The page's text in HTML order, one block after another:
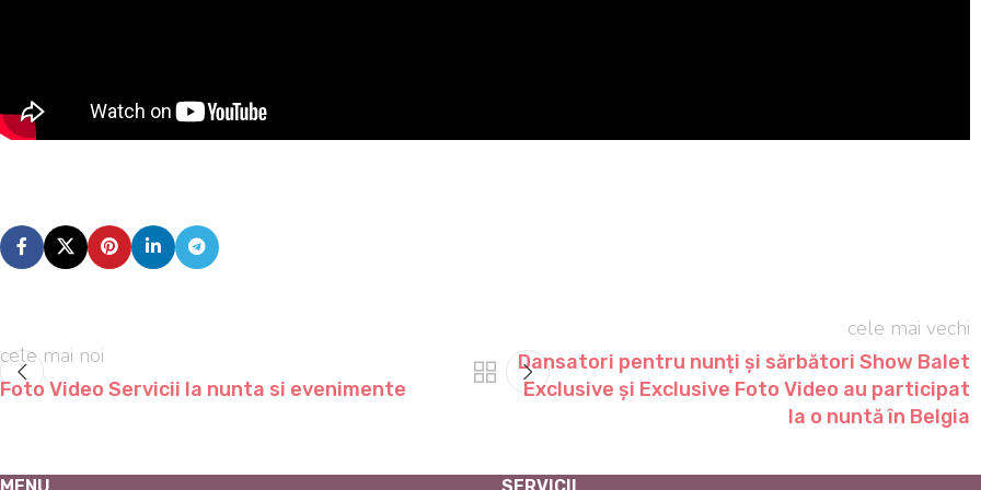
cele mai noi
Foto Video Servicii la nunta si evenimente
cele mai vechi
Dansatori pentru nunți și sărbători Show Balet
Exclusive și Exclusive Foto Video au participat
la o nuntă în Belgia
MENU SERVICII